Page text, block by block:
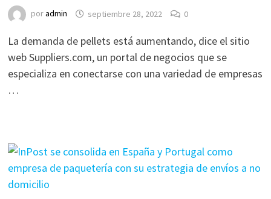
poradmin septiembre 28, 2022 0
La demanda de pellets está aumentando, dice el sitio
web Suppliers.com, un portal de negocios que se
especializa en conectarse con una variedad de empresas
…